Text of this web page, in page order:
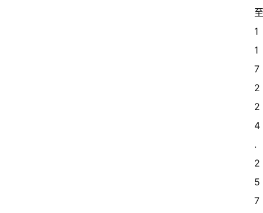
1
1
7
2
2
4
.
2
5
7